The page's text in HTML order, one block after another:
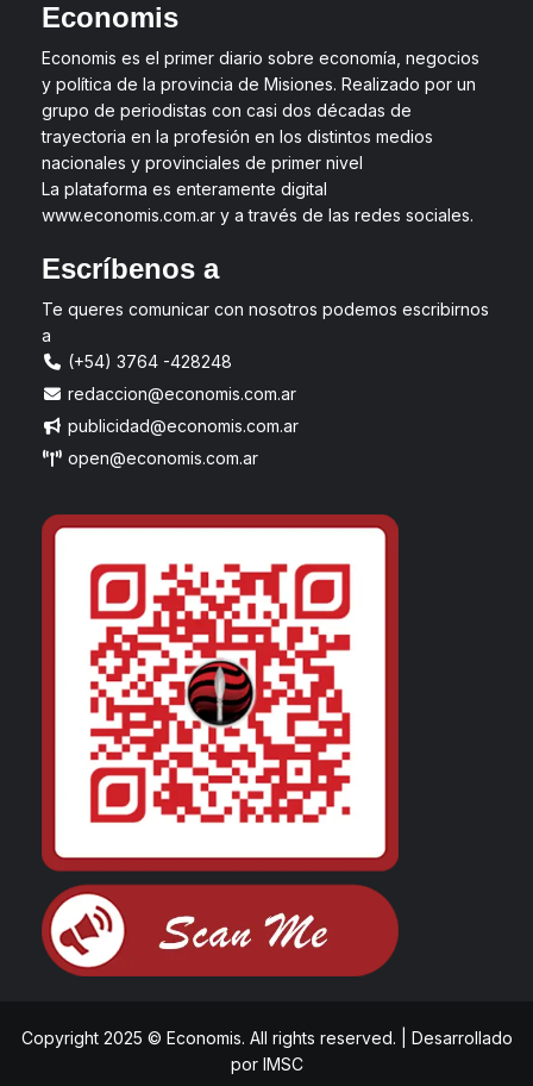
Economis
Economis es el primer diario sobre economía, negocios
y política de la provincia de Misiones. Realizado por un
grupo de periodistas con casi dos décadas de
trayectoria en la profesión en los distintos medios
nacionales y provinciales de primer nivel
La plataforma es enteramente digital
www.economis.com.ar y a través de las redes sociales.
Escríbenos a
Te queres comunicar con nosotros podemos escribirnos
a
(+54) 3764 -428248
redaccion@economis.com.ar
publicidad@economis.com.ar
open@economis.com.ar
Copyright 2025 © Economis. All rights reserved.
Desarrollado
porIMSC